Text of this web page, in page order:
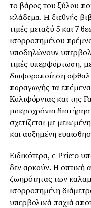
το βάρος του ξύλου
κλάδεμα. Η διεθνής
τιμές μεταξύ 5 και 7
ισορροπημένου
υποδηλώνουν
τιμές υπερφόρτωση,
διαφοροποίηση
παραγωγής τα
Καλιφόρνιας και της
μακροχρόνια
σχετίζεται με
και αυξημένη
Ειδικότερα, ο Prieto
δεν αρκούν. Η οπτική
ζωηρότητας των
ισορροπημένη
υπερβολικά παχιά